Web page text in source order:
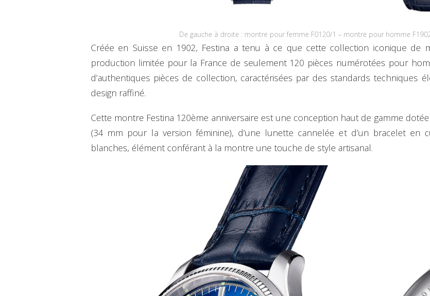
De gauche à droite : montre pour femme F0120/1 – montre pour homme
Créée en Suisse en 1902, Festina a tenu à ce que cette collection iconique de
production limitée pour la France de seulement 120 pièces numérotées pour
d’authentiques pièces de collection, caractérisées par des standards techniques
design raffiné.
Cette montre Festina 120ème anniversaire est une conception haut de gamme
(34 mm pour la version féminine), d’une lunette cannelée et d’un bracelet en
blanches, élément conférant à la montre une touche de style artisanal.